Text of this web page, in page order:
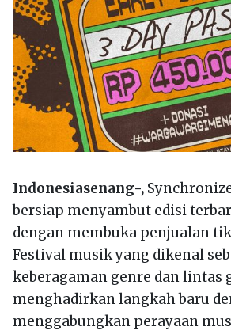
Indonesiasenang-,
bersiap menyambut edisi
dengan membuka penjualan
Festival musik yang dikenal
keberagaman genre dan lintas
menghadirkan langkah baru
menggabungkan perayaan